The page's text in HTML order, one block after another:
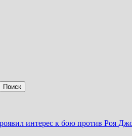
интерес к бою против Роя